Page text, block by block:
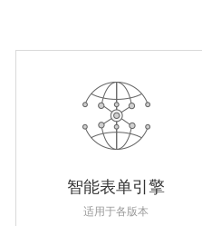
智能表单引擎
适用于各版本